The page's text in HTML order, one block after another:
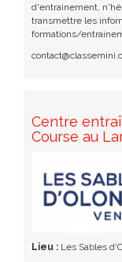
d'entrainement,
transmettre les
formations/
Centre
Course au
Lieu : Les Sables